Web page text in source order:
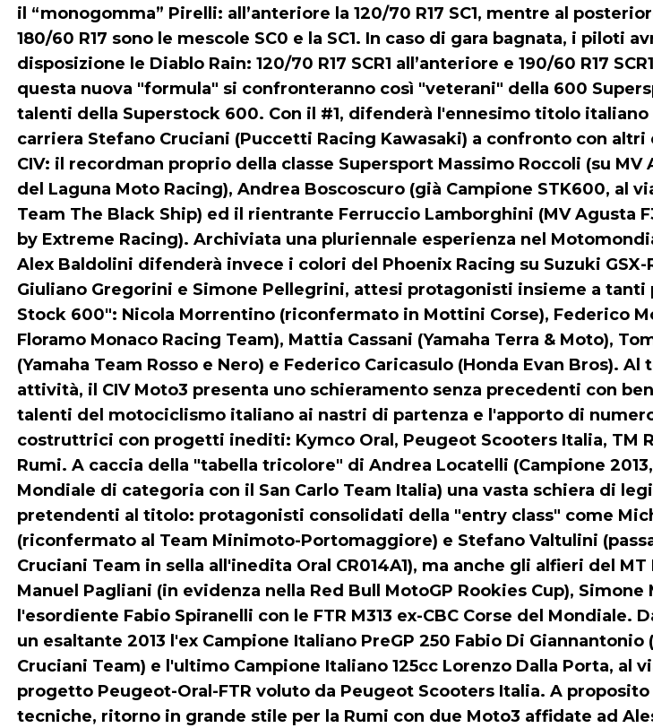
il “monogomma” Pirelli: all’anteriore la 120/70 R17 SC1, mentre al
180/60 R17 sono le mescole SC0 e la SC1. In caso di gara bagnata, i piloti
disposizione le Diablo Rain: 120/70 R17 SCR1 all’anteriore e 190/60 R17
questa nuova "formula" si confronteranno così "veterani" della 600
talenti della Superstock 600. Con il #1, difenderà l'ennesimo titolo
carriera Stefano Cruciani (Puccetti Racing Kawasaki) a confronto con altri
CIV: il recordman proprio della classe Supersport Massimo Roccoli (su MV
del Laguna Moto Racing), Andrea Boscoscuro (già Campione STK600, al
Team The Black Ship) ed il rientrante Ferruccio Lamborghini (MV Agusta
by Extreme Racing). Archiviata una pluriennale esperienza nel
Alex Baldolini difenderà invece i colori del Phoenix Racing su Suzuki GSX-
Giuliano Gregorini e Simone Pellegrini, attesi protagonisti insieme a tanti
Stock 600": Nicola Morrentino (riconfermato in Mottini Corse), Federico
Floramo Monaco Racing Team), Mattia Cassani (Yamaha Terra & Moto),
(Yamaha Team Rosso e Nero) e Federico Caricasulo (Honda Evan Bros). Al
attività, il CIV Moto3 presenta uno schieramento senza precedenti con
talenti del motociclismo italiano ai nastri di partenza e l'apporto di
costruttrici con progetti inediti: Kymco Oral, Peugeot Scooters Italia, TM
Rumi. A caccia della "tabella tricolore" di Andrea Locatelli (Campione
Mondiale di categoria con il San Carlo Team Italia) una vasta schiera di
pretendenti al titolo: protagonisti consolidati della "entry class" come
(riconfermato al Team Minimoto-Portomaggiore) e Stefano Valtulini
Cruciani Team in sella all'inedita Oral CR014A1), ma anche gli alfieri del MT
Manuel Pagliani (in evidenza nella Red Bull MotoGP Rookies Cup), Simone
l'esordiente Fabio Spiranelli con le FTR M313 ex-CBC Corse del Mondiale.
un esaltante 2013 l'ex Campione Italiano PreGP 250 Fabio Di Giannantonio
Cruciani Team) e l'ultimo Campione Italiano 125cc Lorenzo Dalla Porta, al
progetto Peugeot-Oral-FTR voluto da Peugeot Scooters Italia. A
tecniche, ritorno in grande stile per la Rumi con due Moto3 affidate ad